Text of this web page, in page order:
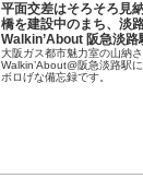
平面交差はそろそろ見
橋を建設中のまち、淡
Walkin’About 阪急淡路
大阪ガス都市魅力室の山納
Walkin’About@阪急淡路駅
ボロげな備忘録です。